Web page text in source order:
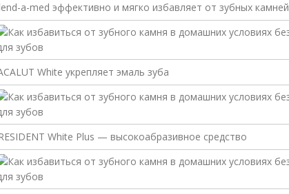
a-med эффективно и мягко избавляет от зубных камней
White укрепляет эмаль зуба
White Plus — высокоабразивное средство